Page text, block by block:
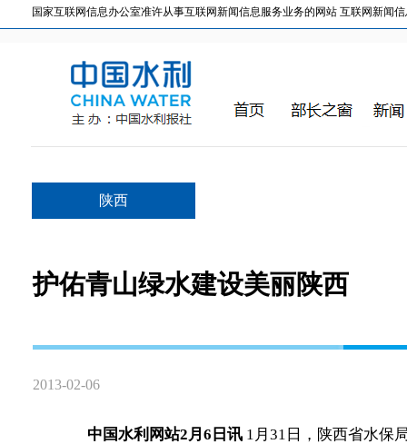
国家互联网信息办公室准许从事互联网新闻信息服务业务的网站 互联网新闻信
陕西
护佑青山绿水建设美丽陕西
2013-02-06
中国水利网站2月6日讯 1月31日，陕西省水保